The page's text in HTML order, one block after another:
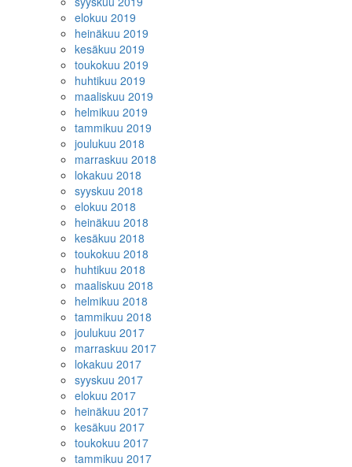
elokuu 2019
heinäkuu 2019
kesäkuu 2019
toukokuu 2019
huhtikuu 2019
maaliskuu 2019
helmikuu 2019
tammikuu 2019
joulukuu 2018
marraskuu 2018
lokakuu 2018
syyskuu 2018
elokuu 2018
heinäkuu 2018
kesäkuu 2018
toukokuu 2018
huhtikuu 2018
maaliskuu 2018
helmikuu 2018
tammikuu 2018
joulukuu 2017
marraskuu 2017
lokakuu 2017
syyskuu 2017
elokuu 2017
heinäkuu 2017
kesäkuu 2017
toukokuu 2017
tammikuu 2017